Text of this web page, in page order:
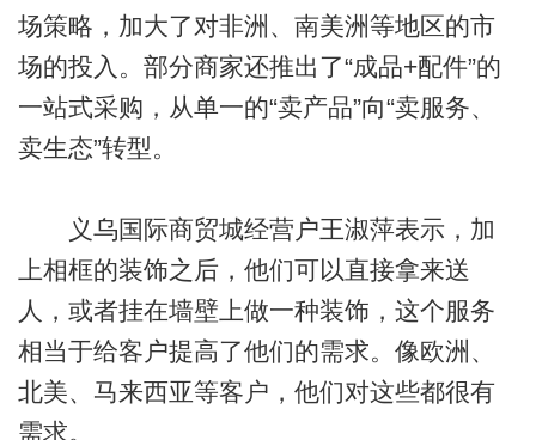
场策略，加大了对非洲、南美洲等地区的市
场的投入。部分商家还推出了“成品+配件”的
一站式采购，从单一的“卖产品”向“卖服务、
卖生态”转型。
义乌国际商贸城经营户王淑萍表示，加
上相框的装饰之后，他们可以直接拿来送
人，或者挂在墙壁上做一种装饰，这个服务
相当于给客户提高了他们的需求。像欧洲、
北美、马来西亚等客户，他们对这些都很有
需求。